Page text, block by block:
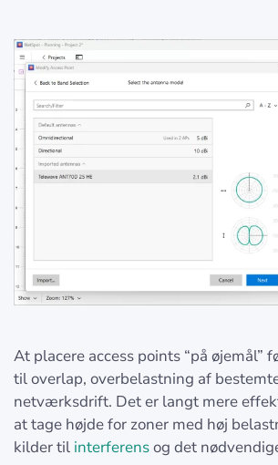
At placere access points “på øjemål”
til overlap, overbelastning af
netværksdrift. Det er langt mere
at tage højde for zoner med høj
kilder til interferensog det